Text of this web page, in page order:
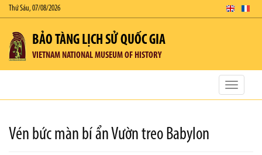
Thứ Sáu, 07/08/2026
BẢO TÀNG LỊCH SỬ QUỐC GIA
VIETNAM NATIONAL MUSEUM OF HISTORY
Toggle
Vén bức màn bí ẩn Vườn treo Babylon